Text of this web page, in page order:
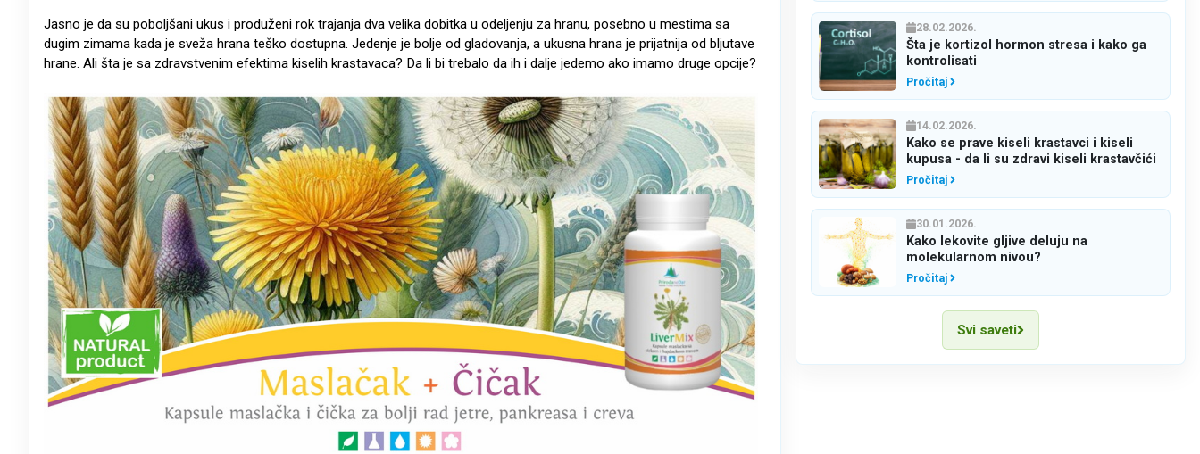
Jasno je da su poboljšani ukus i produženi rok trajanja dva velika dobitka u odeljenju za hranu, posebno u mestima sa
dugim zimama kada je sveža hrana teško dostupna. Jedenje je bolje od gladovanja, a ukusna hrana je prijatnija od bljutave
hrane. Ali šta je sa zdravstvenim efektima kiselih krastavaca? Da li bi trebalo da ih i dalje jedemo ako imamo druge opcije?
28.02.2026.
Šta je kortizol hormon stresa i kako ga
kontrolisati
Pročitaj
14.02.2026.
Kako se prave kiseli krastavci i kiseli
kupusa - da li su zdravi kiseli krastavčići
Pročitaj
30.01.2026.
Kako lekovite gljive deluju na
molekularnom nivou?
Pročitaj
Svi saveti